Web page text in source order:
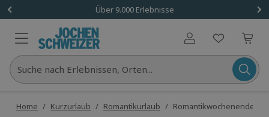
Über 9.000 Erlebnisse
Benutzerkonto
Suche nach Erlebnissen, Orten...
Home / Kurzurlaub / Romantikurlaub / Romantikwochenende im